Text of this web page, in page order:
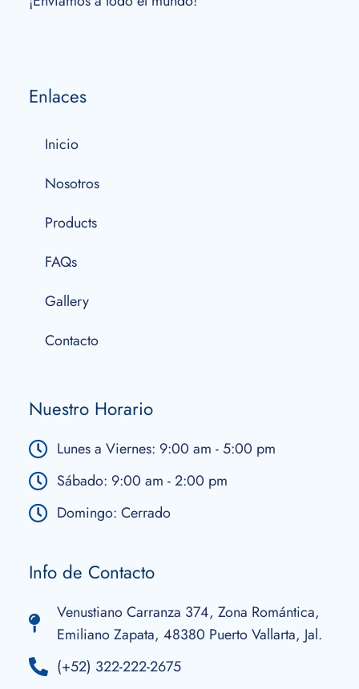
Enlaces
Inicio
Nosotros
Products
FAQs
Gallery
Contacto
Nuestro Horario
Lunes a Viernes: 9:00 am - 5:00 pm
Sábado: 9:00 am - 2:00 pm
Domingo: Cerrado
Info de Contacto
Venustiano Carranza 374, Zona Romántica,
Emiliano Zapata, 48380 Puerto Vallarta, Jal.
(+52) 322-222-2675